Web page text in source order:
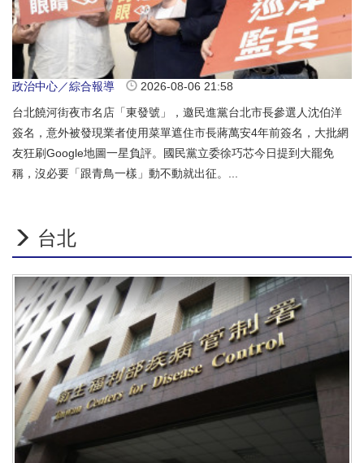
政治中心／綜合報導
2026-08-06 21:58
台北饒河街夜市名店「東發號」，邀民進黨台北市長參選人沈伯洋
簽名，意外被發現業者使用菜單遮住市長蔣萬安4年前簽名，大批網
友狂刷Google地圖一星負評。國民黨立委徐巧芯今日提到大罷免
稱，沒必要「跟青鳥一樣」動不動就出征。...
台北